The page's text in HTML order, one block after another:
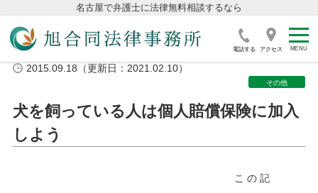
名古屋で弁護士に法律無料相談するなら
電話する アクセス
2015.09.18（更新日：2021.02.10）
その他
犬を飼っている人は個人賠償保険に加入
しよう
この記